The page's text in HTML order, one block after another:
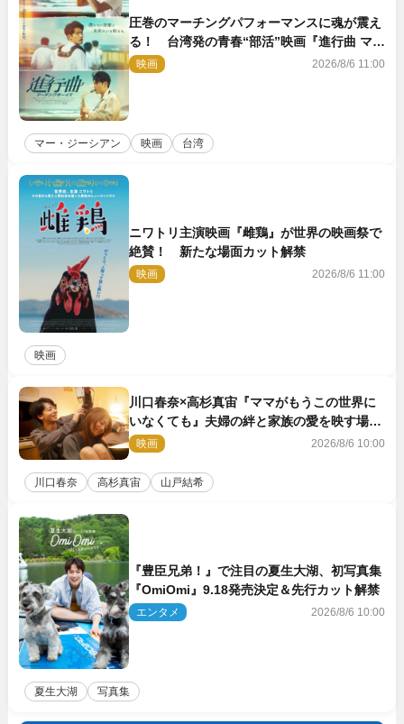
圧巻のマーチングパフォーマンスに魂が震え
る！ 台湾発の青春“部活”映画『進行曲 マー
チングボーイズ』予告解禁
映画 2026/8/6 11:00
マー・ジーシアン 映画 台湾
ニワトリ主演映画『雌鶏』が世界の映画祭で
絶賛！ 新たな場面カット解禁
映画 2026/8/6 11:00
映画
川口春奈×高杉真宙『ママがもうこの世界に
いなくても』夫婦の絆と家族の愛を映す場面
写真公開
映画 2026/8/6 10:00
川口春奈 高杉真宙 山戸結希
『豊臣兄弟！』で注目の夏生大湖、初写真集
『OmiOmi』9.18発売決定＆先行カット解禁
エンタメ 2026/8/6 10:00
夏生大湖 写真集